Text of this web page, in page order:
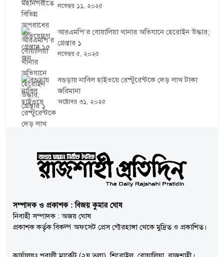
নভেম্বর ১১, ২০২৫
আরএমপি’র বোয়ালিয়া থানার অভিযানে হেরোইন উদ্ধার;
গ্রেপ্তার ১
নভেম্বর ৫, ২০২৫
বগুড়ায় নাবিল হাইওয়ে রেস্টুরেন্টকে দেড় লাখ টাকা
জরিমানা
অক্টোবর ৩১, ২০২৫
সম্পাদক ও প্রকাশক : বিজয় কুমার ঘোষ
নিবাহী সম্পাদক : অজয় ঘোষ
প্রকাশক কর্তৃক বিকল্প অফসেট প্রেস গৌরহাঙ্গা থেকে মুদ্রিত ও প্রকাশিত।